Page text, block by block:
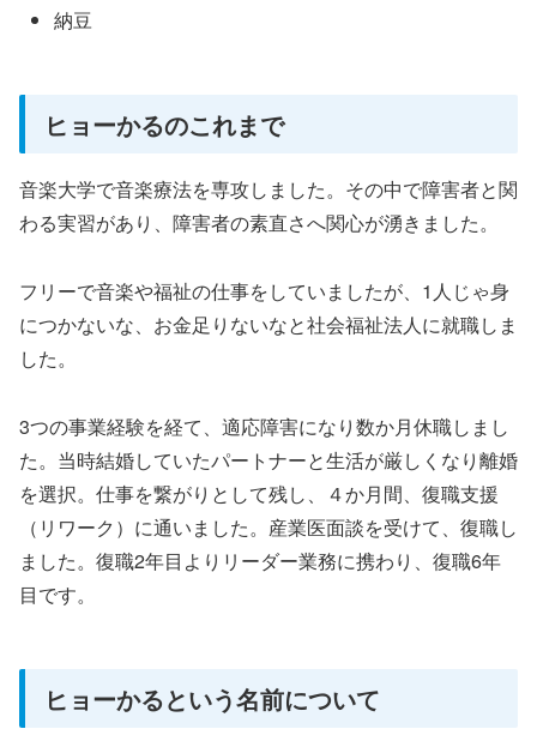
納豆
ヒョーかるのこれまで
音楽大学で音楽療法を専攻しました。その中で障害者と関
わる実習があり、障害者の素直さへ関心が湧きました。
フリーで音楽や福祉の仕事をしていましたが、1人じゃ身
につかないな、お金足りないなと社会福祉法人に就職しま
した。
3つの事業経験を経て、適応障害になり数か月休職しまし
た。当時結婚していたパートナーと生活が厳しくなり離婚
を選択。仕事を繋がりとして残し、４か月間、復職支援
（リワーク）に通いました。産業医面談を受けて、復職し
ました。復職2年目よりリーダー業務に携わり、復職6年
目です。
ヒョーかるという名前について